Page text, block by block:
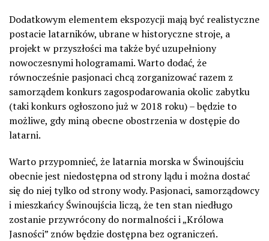
Dodatkowym elementem ekspozycji mają być realistyczne
postacie latarników, ubrane w historyczne stroje, a
projekt w przyszłości ma także być uzupełniony
nowoczesnymi hologramami. Warto dodać, że
równocześnie pasjonaci chcą zorganizować razem z
samorządem konkurs zagospodarowania okolic zabytku
(taki konkurs ogłoszono już w 2018 roku) – będzie to
możliwe, gdy miną obecne obostrzenia w dostępie do
latarni.
Warto przypomnieć, że latarnia morska w Świnoujściu
obecnie jest niedostępna od strony lądu i można dostać
się do niej tylko od strony wody. Pasjonaci, samorządowcy
i mieszkańcy Świnoujścia liczą, że ten stan niedługo
zostanie przywrócony do normalności i „Królowa
Jasności” znów będzie dostępna bez ograniczeń.